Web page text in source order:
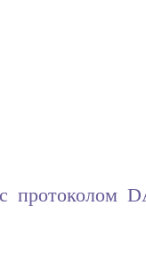
протоколом